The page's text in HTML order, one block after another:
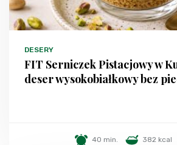
DESERY
FIT Serniczek Pistacjowy w
deser wysokobiałkowy bez
40 min. 382 kcal